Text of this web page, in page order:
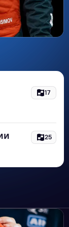
17
25